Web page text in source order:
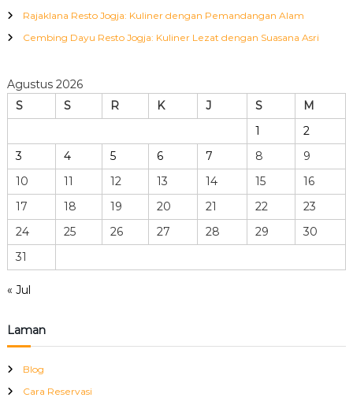
Rajaklana Resto Jogja: Kuliner dengan Pemandangan Alam
Cembing Dayu Resto Jogja: Kuliner Lezat dengan Suasana Asri
Agustus 2026
S
S R K J S
M
1
2
3
4 5 6 7 8
9
10
11 12 13 14 15
16
17
18 19 20 21 22
23
24
25 26 27 28 29
30
31
« Jul
Laman
Blog
Cara Reservasi